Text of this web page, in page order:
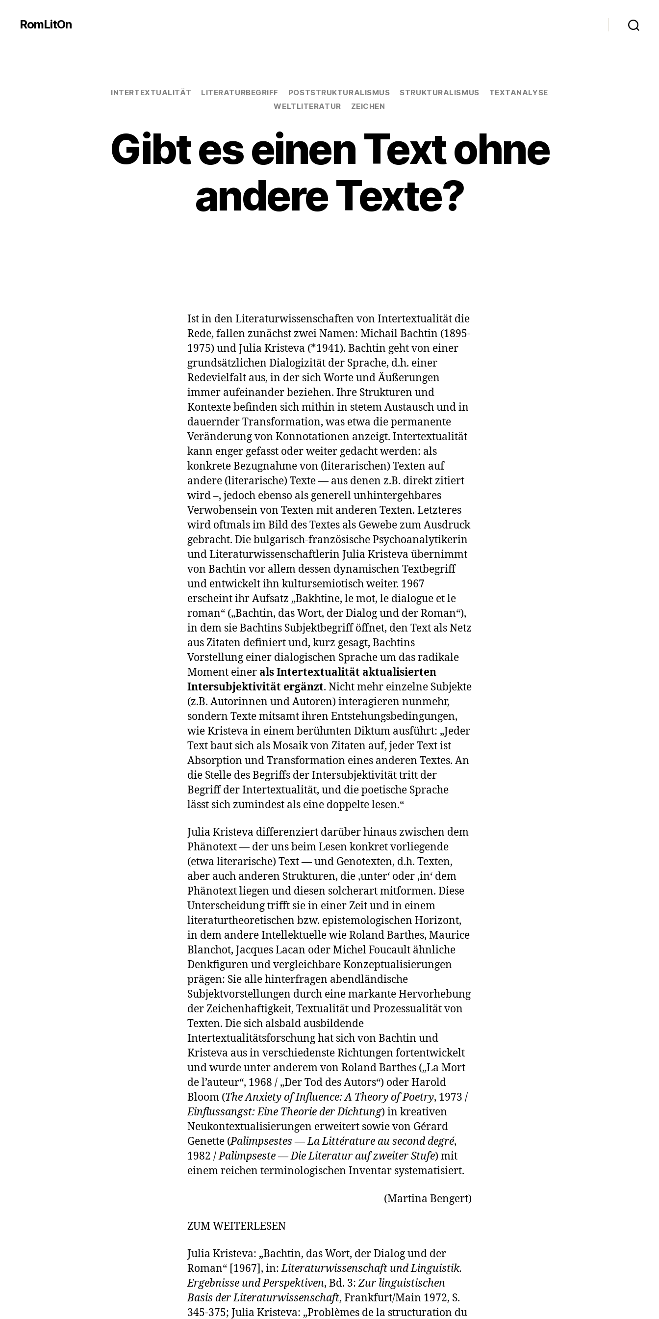
RomLitOn
Kategorien
INTERTEXTUALITÄT LITERATURBEGRIFF POSTSTRUKTURALISMUS STRUKTURALISMUS
TEXTANALYSE
WELTLITERATUR
ZEICHEN
Gibt es einen Text ohne
andere Texte?
Ist in den Literaturwissenschaften von Intertextualität die
Rede, fallen zunächst zwei Namen: Michail Bachtin (1895-
1975) und Julia Kristeva (*1941). Bachtin geht von einer
grundsätzlichen Dialogizität der Sprache, d.h. einer
Redevielfalt aus, in der sich Worte und Äußerungen
immer aufeinander beziehen. Ihre Strukturen und
Kontexte befinden sich mithin in stetem Austausch und in
dauernder Transformation, was etwa die permanente
Veränderung von Konnotationen anzeigt. Intertextualität
kann enger gefasst oder weiter gedacht werden: als
konkrete Bezugnahme von (literarischen) Texten auf
andere (literarische) Texte — aus denen z.B. direkt zitiert
wird –, jedoch ebenso als generell unhintergehbares
Verwobensein von Texten mit anderen Texten. Letzteres
wird oftmals im Bild des Textes als Gewebe zum Ausdruck
gebracht. Die bulgarisch-französische Psychoanalytikerin
und Literaturwissenschaftlerin Julia Kristeva übernimmt
von Bachtin vor allem dessen dynamischen Textbegriff
und entwickelt ihn kultursemiotisch weiter. 1967
erscheint ihr Aufsatz „Bakhtine, le mot, le dialogue et le
roman“ („Bachtin, das Wort, der Dialog und der Roman“),
in dem sie Bachtins Subjektbegriff öffnet, den Text als Netz
aus Zitaten definiert und, kurz gesagt, Bachtins
Vorstellung einer dialogischen Sprache um das radikale
Moment einer als Intertextualität aktualisierten
Intersubjektivität ergänzt. Nicht mehr einzelne Subjekte
(z.B. Autorinnen und Autoren) interagieren nunmehr,
sondern Texte mitsamt ihren Entstehungsbedingungen,
wie Kristeva in einem berühmten Diktum ausführt: „Jeder
Text baut sich als Mosaik von Zitaten auf, jeder Text ist
Absorption und Transformation eines anderen Textes. An
die Stelle des Begriffs der Intersubjektivität tritt der
Begriff der Intertextualität, und die poetische Sprache
lässt sich zumindest als eine doppelte lesen.“
Julia Kristeva differenziert darüber hinaus zwischen dem
Phänotext — der uns beim Lesen konkret vorliegende
(etwa literarische) Text — und Genotexten, d.h. Texten,
aber auch anderen Strukturen, die ‚unter‘ oder ‚in‘ dem
Phänotext liegen und diesen solcherart mitformen. Diese
Unterscheidung trifft sie in einer Zeit und in einem
literaturtheoretischen bzw. epistemologischen Horizont,
in dem andere Intellektuelle wie Roland Barthes, Maurice
Blanchot, Jacques Lacan oder Michel Foucault ähnliche
Denkfiguren und vergleichbare Konzeptualisierungen
prägen: Sie alle hinterfragen abendländische
Subjektvorstellungen durch eine markante Hervorhebung
der Zeichenhaftigkeit, Textualität und Prozessualität von
Texten. Die sich alsbald ausbildende
Intertextualitätsforschung hat sich von Bachtin und
Kristeva aus in verschiedenste Richtungen fortentwickelt
und wurde unter anderem von Roland Barthes („La Mort
de l’auteur“, 1968 / „Der Tod des Autors“) oder Harold
Bloom (The Anxiety of Influence: A Theory of Poetry, 1973 /
Einflussangst: Eine Theorie der Dichtung) in kreativen
Neukontextualisierungen erweitert sowie von Gérard
Genette (Palimpsestes — La Littérature au second degré,
1982 /Palimpseste — Die Literatur auf zweiter Stufe) mit
einem reichen terminologischen Inventar systematisiert.
(Martina Bengert)
ZUM WEITERLESEN
Julia Kristeva: „Bachtin, das Wort, der Dialog und der
Roman“ [1967], in:Literaturwissenschaft und Linguistik.
Ergebnisse und Perspektiven, Bd. 3:Zur linguistischen
Basis der Literaturwissenschaft, Frankfurt/Main 1972, S.
345-375; Julia Kristeva: „Problèmes de la structuration du